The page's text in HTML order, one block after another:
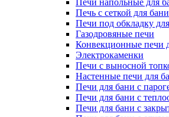
Печи напольные для
Печь с сеткой для бани
Печи под обкладку
Газодровяные печи
Конвекционные печи
Электрокаменки
Печи с выносной
Настенные печи для
Печи для бани с
Печи для бани с
Печи для бани с